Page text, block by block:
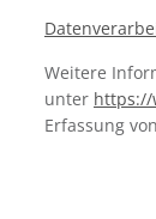
Weitere
unter https://
Erfassung